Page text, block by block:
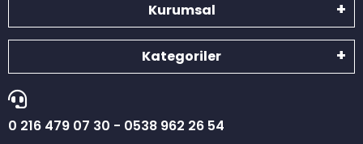
Kurumsal
Kategoriler
0 216 479 07 30 - 0538 962 26 54